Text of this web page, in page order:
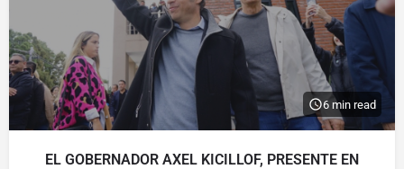
6 min read
EL GOBERNADOR AXEL KICILLOF, PRESENTE EN